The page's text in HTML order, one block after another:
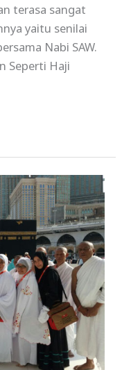
terasa sangat
yaitu senilai
Nabi SAW.
Seperti Haji